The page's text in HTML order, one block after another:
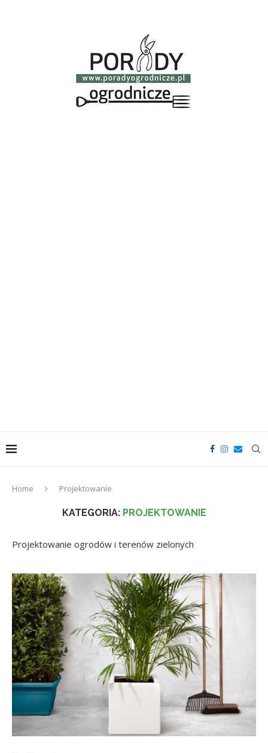
Home Projektowanie
KATEGORIA: PROJEKTOWANIE
Projektowanie ogrodów i terenów zielonych